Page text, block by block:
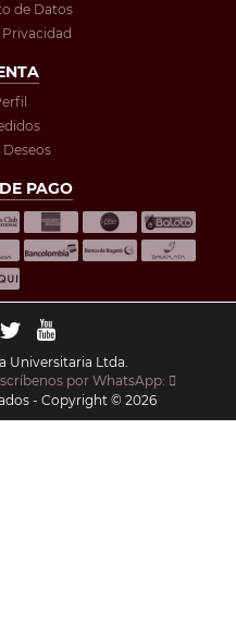
de Datos
Deseos
PAGO
Universitaria Ltda.
por WhatsApp:
- Copyright © 2026